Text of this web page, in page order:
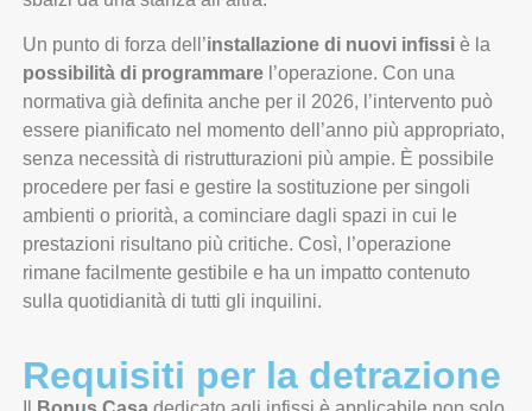
Un punto di forza dell’installazione di nuovi infissi è la
possibilità di programmare l’operazione. Con una
normativa già definita anche per il 2026, l’intervento può
essere pianificato nel momento dell’anno più appropriato,
senza necessità di ristrutturazioni più ampie. È possibile
procedere per fasi e gestire la sostituzione per singoli
ambienti o priorità, a cominciare dagli spazi in cui le
prestazioni risultano più critiche. Così, l’operazione
rimane facilmente gestibile e ha un impatto contenuto
sulla quotidianità di tutti gli inquilini.
Requisiti per la detrazione